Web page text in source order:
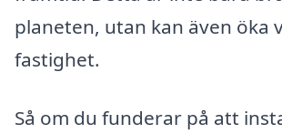
planeten, utan kan även öka
fastighet.
Så om du funderar på att